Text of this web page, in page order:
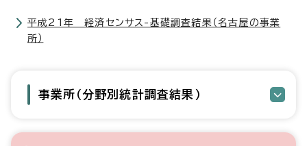
平成21年 経済センサス-基礎調査結果（名古屋の事業
所）
事業所（分野別統計調査結果）